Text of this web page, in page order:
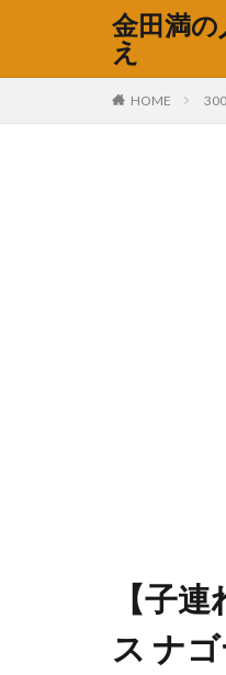
金田満の
え
HOME
【子
ス ナ